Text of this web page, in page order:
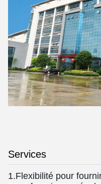
Services
1.Flexibilité pour